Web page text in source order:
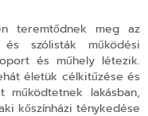
teremtődnek meg az
szólisták működési
és műhely létezik.
életük célkitűzése és
működtetnek lakásban,
kőszínházi ténykedése